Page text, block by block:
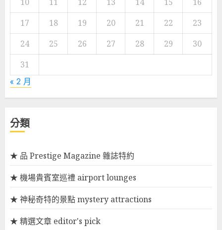
17
18 19 20 21 22
23
24
25 26 27 28 29
30
31
« 2 月
分類
★ 品 Prestige Magazine 雜誌特約
★ 機場貴賓室巡禮 airport lounges
★ 神秘奇特的景點 mystery attractions
★ 精選文章 editor's pick